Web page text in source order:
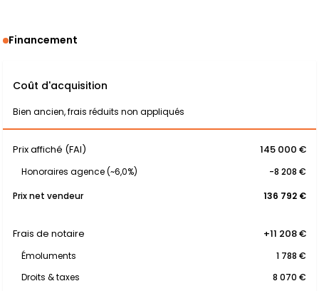
Financement
Coût d'acquisition
Bien ancien, frais réduits non appliqués
Prix affiché (FAI) 145 000 €
Honoraires agence (~6,0%)
-8 208 €
Prix net vendeur
136 792 €
Frais de notaire +11 208 €
Émoluments
1 788 €
Droits & taxes
8 070 €